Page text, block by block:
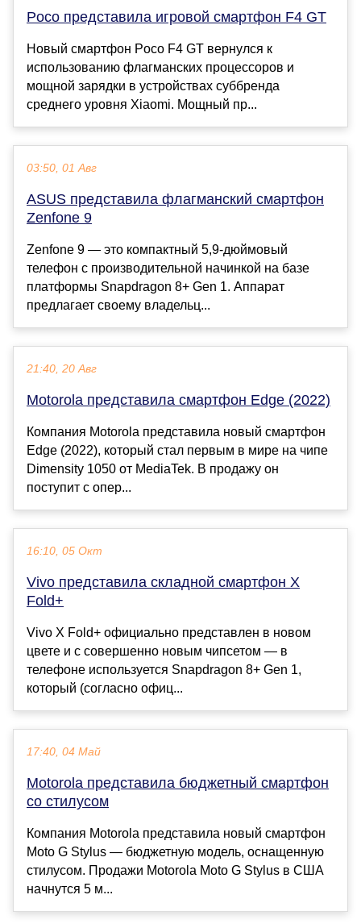
Poco представила игровой смартфон F4 GT
Новый смартфон Poco F4 GT вернулся к
использованию флагманских процессоров и
мощной зарядки в устройствах суббренда
среднего уровня Xiaomi. Мощный пр...
03:50, 01 Авг
ASUS представила флагманский смартфон
Zenfone 9
Zenfone 9 — это компактный 5,9-дюймовый
телефон с производительной начинкой на базе
платформы Snapdragon 8+ Gen 1. Аппарат
предлагает своему владельц...
21:40, 20 Авг
Motorola представила смартфон Edge (2022)
Компания Motorola представила новый смартфон
Edge (2022), который стал первым в мире на чипе
Dimensity 1050 от MediaTek. В продажу он
поступит с опер...
16:10, 05 Окт
Vivo представила складной смартфон X
Fold+
Vivo X Fold+ официально представлен в новом
цвете и с совершенно новым чипсетом — в
телефоне используется Snapdragon 8+ Gen 1,
который (согласно офиц...
17:40, 04 Май
Motorola представила бюджетный смартфон
со стилусом
Компания Motorola представила новый смартфон
Moto G Stylus — бюджетную модель, оснащенную
стилусом. Продажи Motorola Moto G Stylus в США
начнутся 5 м...